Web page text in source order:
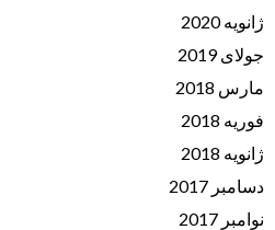
ژانویه 2020
جولای 2019
مارس 2018
فوریه 2018
ژانویه 2018
دسامبر 2017
نوامبر 2017